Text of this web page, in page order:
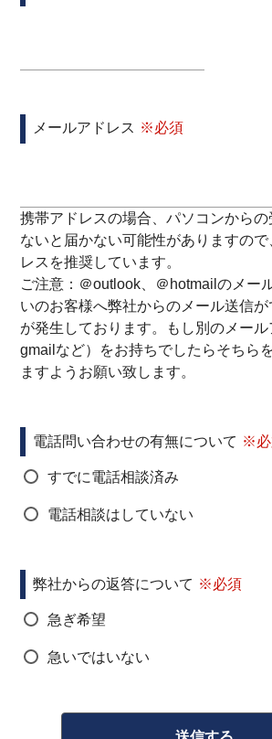
メールアドレス
携帯アドレスの場合、パソコンから
ないと届かない可能性がありますの
レスを推奨しています。
ご注意：＠outlook、＠hotmailのメー
いのお客様へ弊社からのメール送信
が発生しております。もし別のメール
gmailなど）をお持ちでしたらそちら
ますようお願い致します。
電話問い合わせの有無について
すでに電話相談済み
電話相談はしていない
弊社からの返答について
急ぎ希望
急いではいない